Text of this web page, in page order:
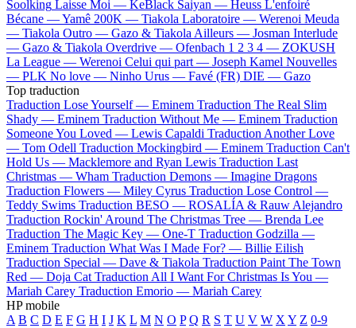
Soolking Laisse Moi — KeBlack Saiyan — Heuss L'enfoiré
Bécane —Yamê 200K — Tiakola Laboratoire — Werenoi Meuda
— Tiakola Outro — Gazo & Tiakola Ailleurs — Josman Interlude
— Gazo & Tiakola Overdrive — Ofenbach 1 2 3 4 — ZOKUSH
La League — Werenoi Celui qui part — Joseph Kamel Nouvelles
— PLK No love — Ninho Urus — Favé (FR) DIE — Gazo
Top traduction
Traduction Lose Yourself — Eminem Traduction The Real Slim
Shady — Eminem Traduction Without Me — Eminem Traduction
Someone You Loved — Lewis Capaldi Traduction Another Love
— Tom Odell Traduction Mockingbird — Eminem Traduction Can't
Hold Us — Macklemore and Ryan Lewis Traduction Last
Christmas — Wham Traduction Demons — Imagine Dragons
Traduction Flowers — Miley Cyrus Traduction Lose Control —
Teddy Swims Traduction BESO — ROSALÍA & Rauw Alejandro
Traduction Rockin' Around The Christmas Tree — Brenda Lee
Traduction The Magic Key — One-T Traduction Godzilla —
Eminem Traduction What Was I Made For? — Billie Eilish
Traduction Special — Dave & Tiakola Traduction Paint The Town
Red — Doja Cat Traduction All I Want For Christmas Is You —
Mariah Carey Traduction Emorio — Mariah Carey
HP mobile
A B C D E F G H I J K L M N O P Q R S T U V W X Y Z 0-9